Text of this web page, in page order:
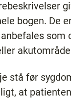
bogen.
stå før
at